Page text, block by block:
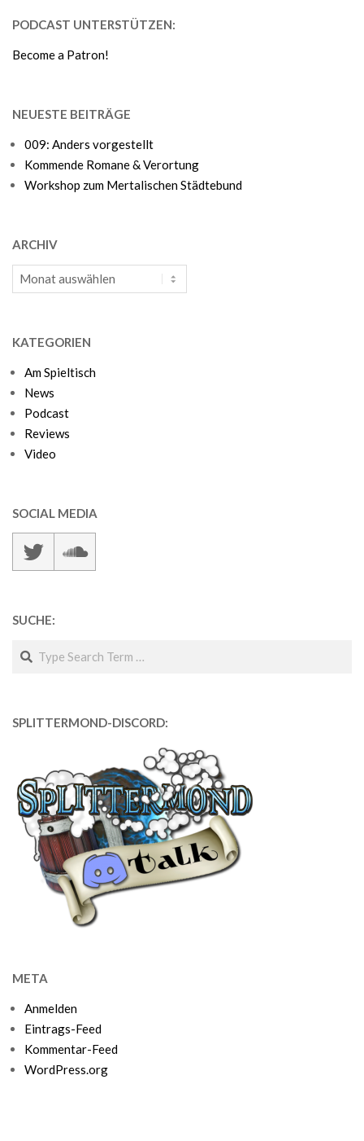
PODCAST UNTERSTÜTZEN:
Become a Patron!
NEUESTE BEITRÄGE
009: Anders vorgestellt
Kommende Romane & Verortung
Workshop zum Mertalischen Städtebund
ARCHIV
Archiv
KATEGORIEN
Am Spieltisch
News
Podcast
Reviews
Video
SOCIAL MEDIA
SUCHE:
Search
SPLITTERMOND-DISCORD:
META
Anmelden
Eintrags-Feed
Kommentar-Feed
WordPress.org